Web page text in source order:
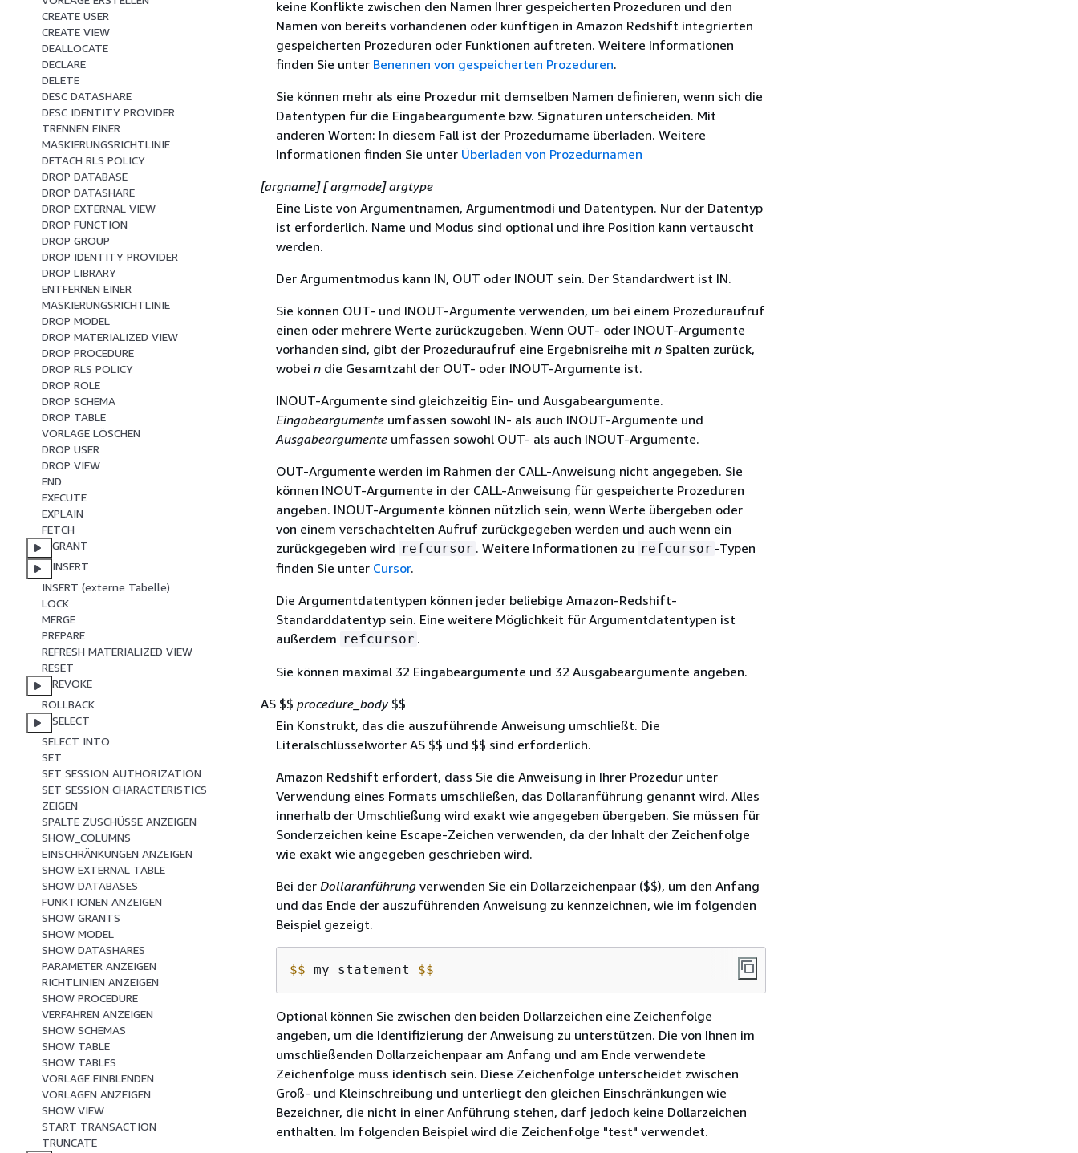
CREATE USER
CREATE VIEW
DEALLOCATE
DECLARE
DELETE
DESC DATASHARE
DESC IDENTITY PROVIDER
TRENNEN EINER
MASKIERUNGSRICHTLINIE
DETACH RLS POLICY
DROP DATABASE
DROP DATASHARE
DROP EXTERNAL VIEW
DROP FUNCTION
DROP GROUP
DROP IDENTITY PROVIDER
DROP LIBRARY
ENTFERNEN EINER
MASKIERUNGSRICHTLINIE
DROP MODEL
DROP MATERIALIZED VIEW
DROP PROCEDURE
DROP RLS POLICY
DROP ROLE
DROP SCHEMA
DROP TABLE
VORLAGE LÖSCHEN
DROP USER
DROP VIEW
END
EXECUTE
EXPLAIN
FETCH
GRANT
INSERT
INSERT (externe Tabelle)
LOCK
MERGE
PREPARE
REFRESH MATERIALIZED VIEW
RESET
REVOKE
ROLLBACK
SELECT
SELECT INTO
SET
SET SESSION AUTHORIZATION
SET SESSION CHARACTERISTICS
ZEIGEN
SPALTE ZUSCHÜSSE ANZEIGEN
SHOW_COLUMNS
EINSCHRÄNKUNGEN ANZEIGEN
SHOW EXTERNAL TABLE
SHOW DATABASES
FUNKTIONEN ANZEIGEN
SHOW GRANTS
SHOW MODEL
SHOW DATASHARES
PARAMETER ANZEIGEN
RICHTLINIEN ANZEIGEN
SHOW PROCEDURE
VERFAHREN ANZEIGEN
SHOW SCHEMAS
SHOW TABLE
SHOW TABLES
VORLAGE EINBLENDEN
VORLAGEN ANZEIGEN
SHOW VIEW
START TRANSACTION
TRUNCATE
keine Konflikte zwischen den Namen Ihrer gespeicherten Prozeduren und den
Namen von bereits vorhandenen oder künftigen in Amazon Redshift integrierten
gespeicherten Prozeduren oder Funktionen auftreten. Weitere Informationen
finden Sie unter Benennen von gespeicherten Prozeduren.
Sie können mehr als eine Prozedur mit demselben Namen definieren, wenn sich die
Datentypen für die Eingabeargumente bzw. Signaturen unterscheiden. Mit
anderen Worten: In diesem Fall ist der Prozedurname überladen. Weitere
Informationen finden Sie unter Überladen von Prozedurnamen
[argname] [ argmode] argtype
Eine Liste von Argumentnamen, Argumentmodi und Datentypen. Nur der Datentyp
ist erforderlich. Name und Modus sind optional und ihre Position kann vertauscht
werden.
Der Argumentmodus kann IN, OUT oder INOUT sein. Der Standardwert ist IN.
Sie können OUT- und INOUT-Argumente verwenden, um bei einem Prozeduraufruf
einen oder mehrere Werte zurückzugeben. Wenn OUT- oder INOUT-Argumente
vorhanden sind, gibt der Prozeduraufruf eine Ergebnisreihe mit nSpalten zurück,
wobei ndie Gesamtzahl der OUT- oder INOUT-Argumente ist.
INOUT-Argumente sind gleichzeitig Ein- und Ausgabeargumente.
Eingabeargumenteumfassen sowohl IN- als auch INOUT-Argumente und
Ausgabeargumenteumfassen sowohl OUT- als auch INOUT-Argumente.
OUT-Argumente werden im Rahmen der CALL-Anweisung nicht angegeben. Sie
können INOUT-Argumente in der CALL-Anweisung für gespeicherte Prozeduren
angeben. INOUT-Argumente können nützlich sein, wenn Werte übergeben oder
von einem verschachtelten Aufruf zurückgegeben werden und auch wenn ein
zurückgegeben wird refcursor . Weitere Informationen zu refcursor -Typen
finden Sie unter Cursor.
Die Argumentdatentypen können jeder beliebige Amazon-Redshift-
Standarddatentyp sein. Eine weitere Möglichkeit für Argumentdatentypen ist
außerdem refcursor .
Sie können maximal 32 Eingabeargumente und 32 Ausgabeargumente angeben.
AS $$ procedure_body $$
Ein Konstrukt, das die auszuführende Anweisung umschließt. Die
Literalschlüsselwörter AS $$ und $$ sind erforderlich.
Amazon Redshift erfordert, dass Sie die Anweisung in Ihrer Prozedur unter
Verwendung eines Formats umschließen, das Dollaranführung genannt wird. Alles
innerhalb der Umschließung wird exakt wie angegeben übergeben. Sie müssen für
Sonderzeichen keine Escape-Zeichen verwenden, da der Inhalt der Zeichenfolge
wie exakt wie angegeben geschrieben wird.
Bei der Dollaranführungverwenden Sie ein Dollarzeichenpaar ($$), um den Anfang
und das Ende der auszuführenden Anweisung zu kennzeichnen, wie im folgenden
Beispiel gezeigt.
$$ my statement $$
Optional können Sie zwischen den beiden Dollarzeichen eine Zeichenfolge
angeben, um die Identifizierung der Anweisung zu unterstützen. Die von Ihnen im
umschließenden Dollarzeichenpaar am Anfang und am Ende verwendete
Zeichenfolge muss identisch sein. Diese Zeichenfolge unterscheidet zwischen
Groß- und Kleinschreibung und unterliegt den gleichen Einschränkungen wie
Bezeichner, die nicht in einer Anführung stehen, darf jedoch keine Dollarzeichen
enthalten. Im folgenden Beispiel wird die Zeichenfolge "test" verwendet.